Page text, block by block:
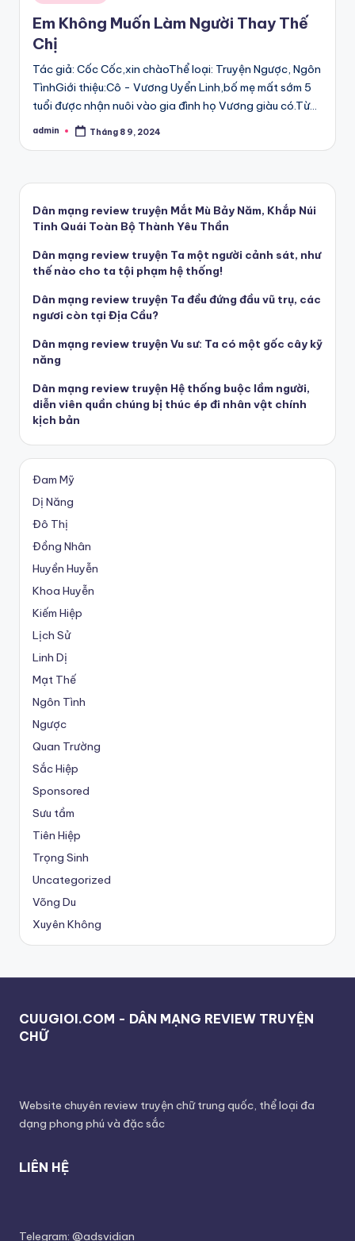
in
Em Không Muốn Làm Người Thay Thế
Chị
Tác giả: Cốc Cốc,xin chàoThể loại: Truyện Ngược, Ngôn
TìnhGiới thiệu:Cô - Vương Uyển Linh,bố mẹ mất sớm 5
tuổi được nhận nuôi vào gia đình họ Vương giàu có.Từ…
Posted
admin Tháng 8 9, 2024
Dân mạng review truyện Mắt Mù Bảy Năm, Khắp Núi
Tinh Quái Toàn Bộ Thành Yêu Thần
Dân mạng review truyện Ta một người cảnh sát, như
thế nào cho ta tội phạm hệ thống!
Dân mạng review truyện Ta đều đứng đầu vũ trụ, các
ngươi còn tại Địa Cầu?
Dân mạng review truyện Vu sư: Ta có một gốc cây kỹ
năng
Dân mạng review truyện Hệ thống buộc lầm người,
diễn viên quần chúng bị thúc ép đi nhân vật chính
kịch bản
Đam Mỹ
Dị Năng
Đô Thị
Đồng Nhân
Huyền Huyễn
Khoa Huyễn
Kiếm Hiệp
Lịch Sử
Linh Dị
Mạt Thế
Ngôn Tình
Ngược
Quan Trường
Sắc Hiệp
Sponsored
Sưu tầm
Tiên Hiệp
Trọng Sinh
Uncategorized
Võng Du
Xuyên Không
CUUGIOI.COM - DÂN MẠNG REVIEW TRUYỆN
CHỮ
Website chuyên review truyện chữ trung quốc, thể loại đa
dạng phong phú và đặc sắc
LIÊN HỆ
Telegram: @adsvidian